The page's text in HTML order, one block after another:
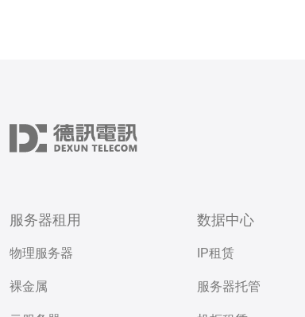
服务器租用
物理服务器
裸金属
数据中心
IP租赁
服务器托管